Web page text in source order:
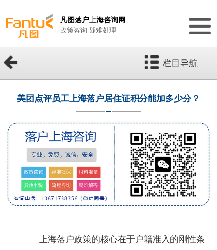
凡图落户上海咨询网
政策咨询 疑难处理
栏目导航
美团点评员工上海落户居住证积分能加多少分？
上海落户政策的核心在于户籍准入的刚性条